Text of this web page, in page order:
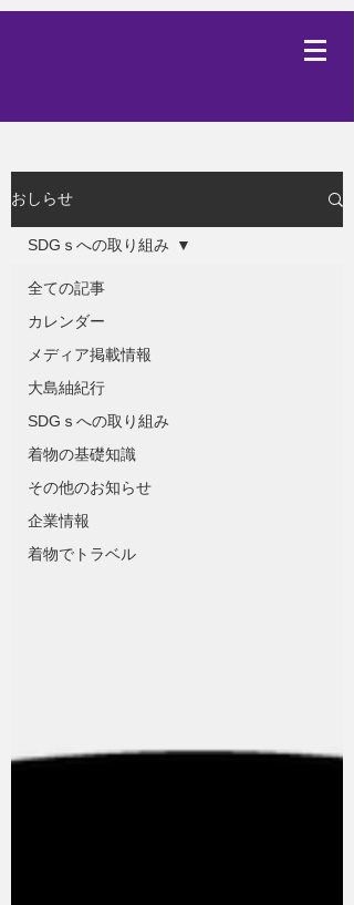
おしらせ
全ての記事
カレンダー
メディア掲載情報
大島紬紀行
SDGｓへの取り組み
着物の基礎知識
その他のお知らせ
企業情報
着物でトラベル
SDGｓへの取り組み